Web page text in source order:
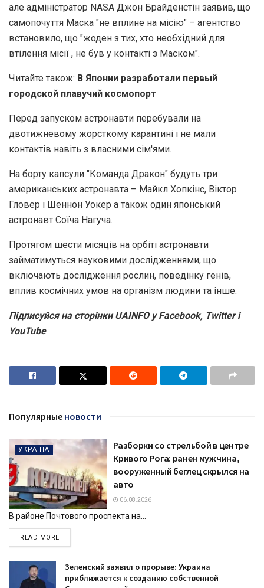
але адміністратор NASA Джон Брайденстін заявив, що
самопочуття Маска "не вплине на місію" – агентство
встановило, що "жоден з тих, хто необхідний для
втілення місії , не був у контакті з Маском".
Читайте також: В Японии разработали первый
городской плавучий космопорт
Перед запуском астронавти перебували на
двотижневому жорсткому карантині і не мали
контактів навіть з власними сім'ями.
На борту капсули "Команда Дракон" будуть три
американських астронавта – Майкл Хопкінс, Віктор
Гловер і Шеннон Уокер а також один японський
астронавт Соїча Нагуча.
Протягом шести місяців на орбіті астронавти
займатимуться науковими дослідженнями, що
включають дослідження рослин, поведінку генів,
вплив космічних умов на організм людини та інше.
Підписуйся на сторінки UAINFO у Facebook, Twitter і
YouTube
Популярные новости
УКРАЇНА
Разборки со стрельбой в центре
Кривого Рога: ранен мужчина,
вооруженный беглец скрылся на
авто
06.08.2026
В районе Почтового проспекта на...
READ MOREDETAILS
Зеленский заявил о прорыве: Украина
приближается к созданию собственной